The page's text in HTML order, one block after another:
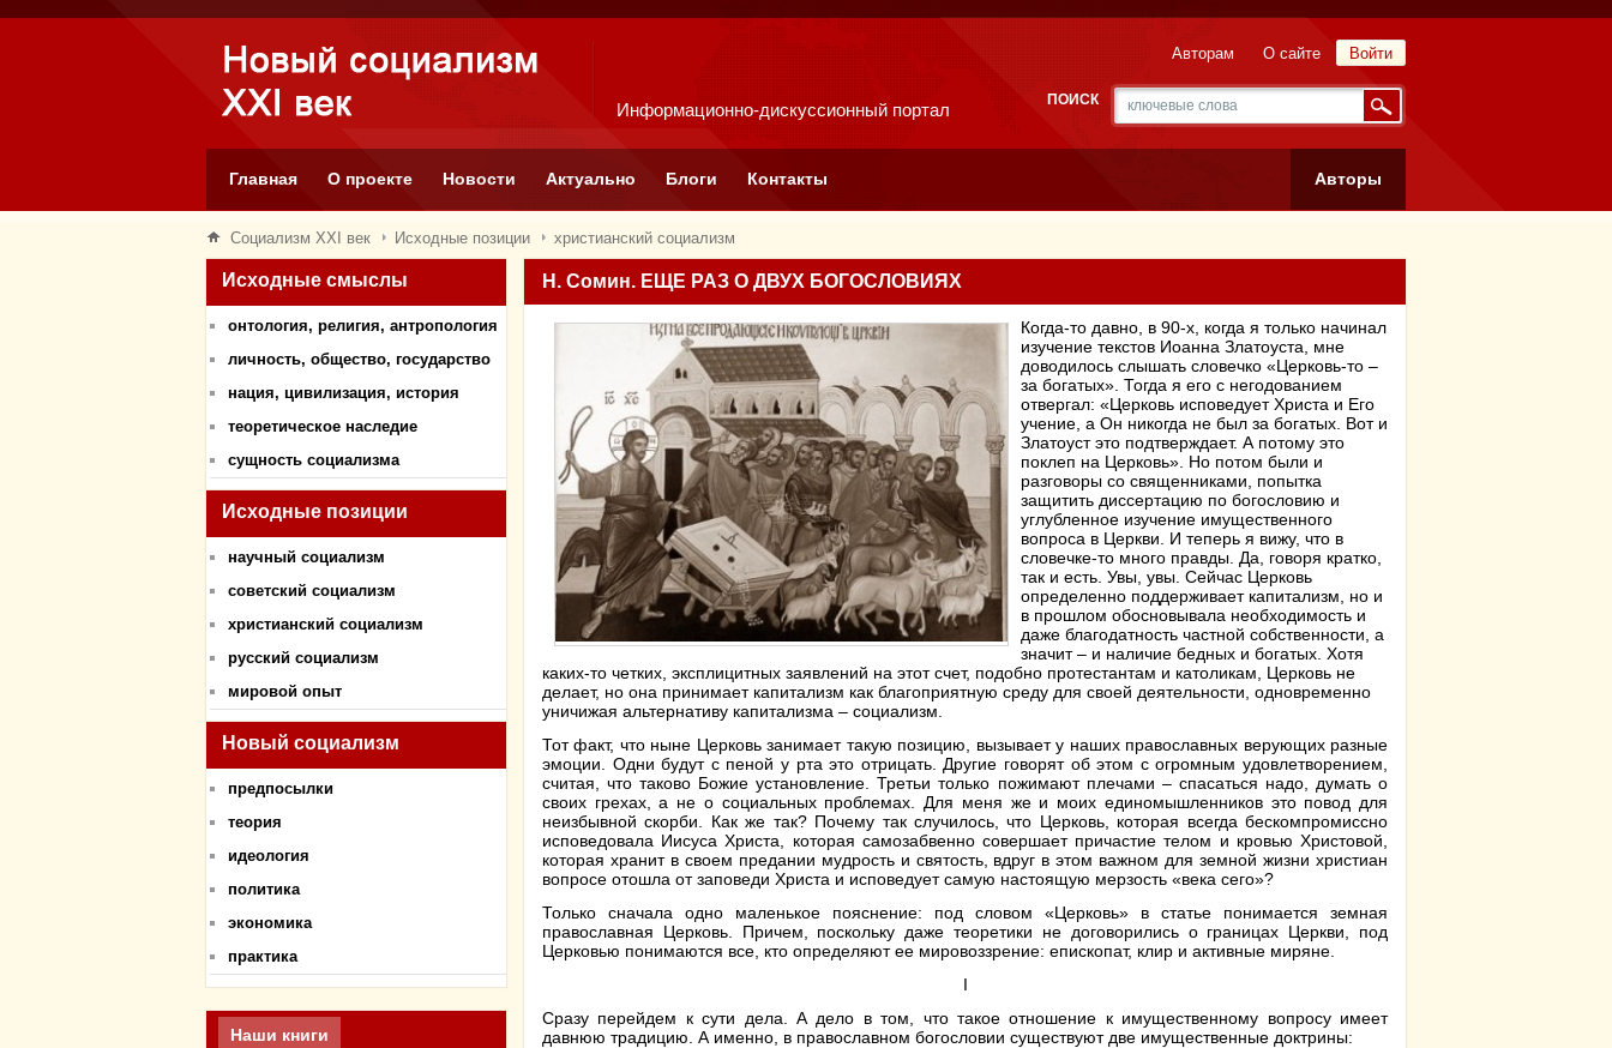
Информационно-дискуссионный портал
Войти
Авторам О сайте
ПОИСК
Главная О проекте Новости Актуально Блоги Контакты Авторы
Социализм XXI век Исходные позиции христианский социализм
Исходные смыслы
онтология, религия, антропология
личность, общество, государство
нация, цивилизация, история
теоретическое наследие
сущность социализма
Исходные позиции
научный социализм
советский социализм
христианский социализм
русский социализм
мировой опыт
Новый социализм
предпосылки
теория
идеология
политика
экономика
практика
Наши книги
Н. Сомин. ЕЩЕ РАЗ О ДВУХ БОГОСЛОВИЯХ
Когда-то давно, в 90-х, когда я только начинал
изучение текстов Иоанна Златоуста, мне
доводилось слышать словечко «Церковь-то –
за богатых». Тогда я его с негодованием
отвергал: «Церковь исповедует Христа и Его
учение, а Он никогда не был за богатых. Вот и
Златоуст это подтверждает. А потому это
поклеп на Церковь». Но потом были и
разговоры со священниками, попытка
защитить диссертацию по богословию и
углубленное изучение имущественного
вопроса в Церкви. И теперь я вижу, что в
словечке-то много правды. Да, говоря кратко,
так и есть. Увы, увы. Сейчас Церковь
определенно поддерживает капитализм, но и
в прошлом обосновывала необходимость и
даже благодатность частной собственности, а
значит – и наличие бедных и богатых. Хотя
каких-то четких, эксплицитных заявлений на этот счет, подобно протестантам и католикам, Церковь не
делает, но она принимает капитализм как благоприятную среду для своей деятельности, одновременно
уничижая альтернативу капитализма – социализм.
Тот факт, что ныне Церковь занимает такую позицию, вызывает у наших православных верующих разные
эмоции. Одни будут с пеной у рта это отрицать. Другие говорят об этом с огромным удовлетворением,
считая, что таково Божие установление. Третьи только пожимают плечами – спасаться надо, думать о
своих грехах, а не о социальных проблемах. Для меня же и моих единомышленников это повод для
неизбывной скорби. Как же так? Почему так случилось, что Церковь, которая всегда бескомпромиссно
исповедовала Иисуса Христа, которая самозабвенно совершает причастие телом и кровью Христовой,
которая хранит в своем предании мудрость и святость, вдруг в этом важном для земной жизни христиан
вопросе отошла от заповеди Христа и исповедует самую настоящую мерзость «века сего»?
Только сначала одно маленькое пояснение: под словом «Церковь» в статье понимается земная
православная Церковь. Причем, поскольку даже теоретики не договорились о границах Церкви, под
Церковью понимаются все, кто определяют ее мировоззрение: епископат, клир и активные миряне.
I
Сразу перейдем к сути дела. А дело в том, что такое отношение к имущественному вопросу имеет
давнюю традицию. А именно, в православном богословии существуют две имущественные доктрины: